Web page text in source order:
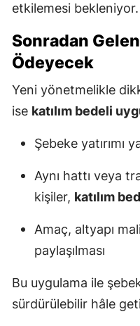
etkilemesi bekleniyor.
Sonradan
Ödeyecek
Yeni yönetmelikle
ise katılım bedeli
Şebeke yatırımı
Aynı hattı veya
kişiler, katılım
Amaç, altyapı
paylaşılması
Bu uygulama ile
sürdürülebilir hâle